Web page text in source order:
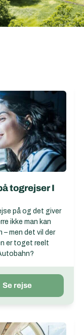
togrejser I
på og det giver
ikke man kan
men det vil der
er toget reelt
Se rejse